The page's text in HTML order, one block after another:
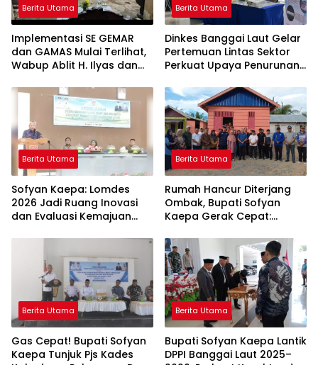
Berita Utama
Implementasi SE GEMAR
dan GAMAS Mulai Terlihat,
Wabup Ablit H. Ilyas dan
Kompak Ambil Rapor Anak
Berita Utama
Dinkes Banggai Laut Gelar
Pertemuan Lintas Sektor
Perkuat Upaya Penurunan
Berita Utama
Sofyan Kaepa: Lomdes
2026 Jadi Ruang Inovasi
dan Evaluasi Kemajuan
Berita Utama
Rumah Hancur Diterjang
Ombak, Bupati Sofyan
Kaepa Gerak Cepat:
Diserahkan!
Berita Utama
Gas Cepat! Bupati Sofyan
Kaepa Tunjuk Pjs Kades
Berita Utama
Bupati Sofyan Kaepa Lantik
DPPI Banggai Laut 2025–